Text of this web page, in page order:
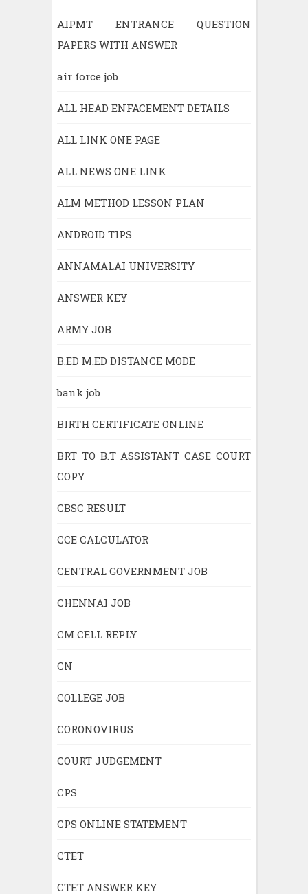
AIPMT ENTRANCE QUESTION
PAPERS WITH ANSWER
air force job
ALL HEAD ENFACEMENT DETAILS
ALL LINK ONE PAGE
ALL NEWS ONE LINK
ALM METHOD LESSON PLAN
ANDROID TIPS
ANNAMALAI UNIVERSITY
ANSWER KEY
ARMY JOB
B.ED M.ED DISTANCE MODE
bank job
BIRTH CERTIFICATE ONLINE
BRT TO B.T ASSISTANT CASE COURT
COPY
CBSC RESULT
CCE CALCULATOR
CENTRAL GOVERNMENT JOB
CHENNAI JOB
CM CELL REPLY
CN
COLLEGE JOB
CORONOVIRUS
COURT JUDGEMENT
CPS
CPS ONLINE STATEMENT
CTET
CTET ANSWER KEY